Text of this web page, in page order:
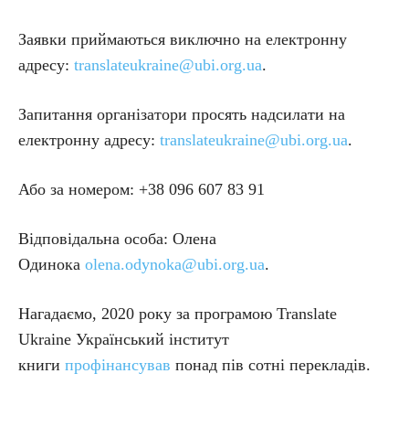
Заявки приймаються виключно на електронну
адресу: translateukraine@ubi.org.ua.
Запитання організатори просять надсилати на
електронну адресу: translateukraine@ubi.org.ua.
Або за номером: +38 096 607 83 91
Відповідальна особа: Олена
Одинока olena.odynoka@ubi.org.ua.
Нагадаємо, 2020 року за програмою Translate
Ukraine Український інститут
книги профінансував понад пів сотні перекладів.